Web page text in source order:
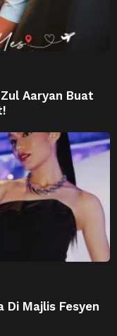
Aaryan Buat
Di Majlis Fesyen